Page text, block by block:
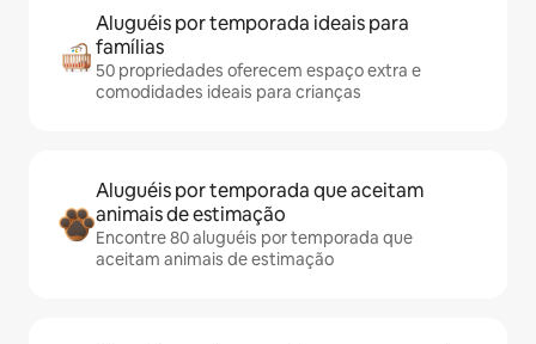
Aluguéis por temporada ideais para
famílias
50 propriedades oferecem espaço extra e
comodidades ideais para crianças
Aluguéis por temporada que aceitam
animais de estimação
Encontre 80 aluguéis por temporada que
aceitam animais de estimação